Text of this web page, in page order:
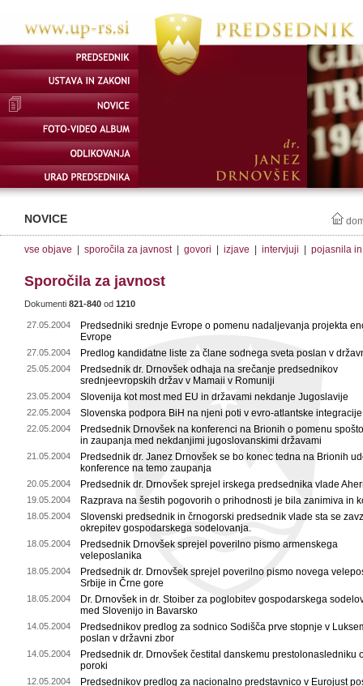
NOVICE
vse objave sporočila za javnost| govori izjave intervjuji pojasnila
Sporočila za javnost
Dokumenti 821-840 od 1210
27.05.2004
Predsedniki srednje Evrope o pomenu nadaljevanja projekta
Evrope
27.05.2004 Predlog kandidatne liste za člane sodnega sveta poslan v
25.05.2004
Predsednik dr. Drnovšek odhaja na srečanje predsednikov
srednjeevropskih držav v Mamaii v Romuniji
23.05.2004 Slovenija kot most med EU in državami nekdanje Jugoslavije
22.05.2004 Slovenska podpora BiH na njeni poti v evro-atlantske integracije
22.05.2004
Predsednik Drnovšek na konferenci na Brionih o pomenu
in zaupanja med nekdanjimi jugoslovanskimi državami
21.05.2004
Predsednik dr. Janez Drnovšek se bo konec tedna na Brionih
konference na temo zaupanja
20.05.2004 Predsednik dr. Drnovšek sprejel irskega predsednika vlade
19.05.2004 Razprava na šestih pogovorih o prihodnosti je bila zanimiva in
18.05.2004
Slovenski predsednik in črnogorski predsednik vlade sta se
okrepitev gospodarskega sodelovanja.
18.05.2004
Predsednik Drnovšek sprejel poverilno pismo armenskega
veleposlanika
18.05.2004
Predsednik dr. Drnovšek sprejel poverilno pismo novega
Srbije in Črne gore
18.05.2004
Dr. Drnovšek in dr. Stoiber za poglobitev gospodarskega
med Slovenijo in Bavarsko
14.05.2004
Predsednikov predlog za sodnico Sodišča prve stopnje v
poslan v državni zbor
14.05.2004
Predsednik dr. Drnovšek čestital danskemu prestolonasledniku
poroki
12.05.2004
Predsednikov predlog za nacionalno predstavnico v Eurojust